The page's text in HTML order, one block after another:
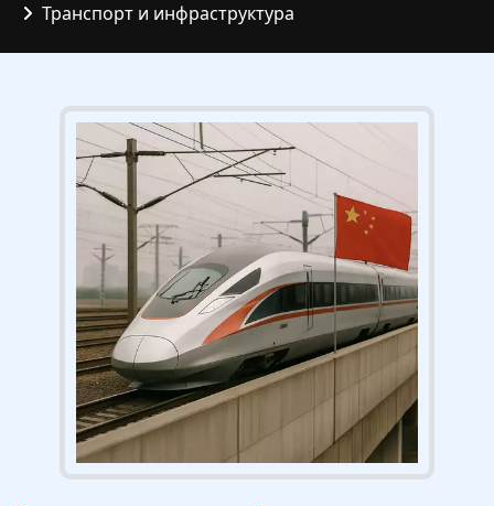
Транспорт и инфраструктура